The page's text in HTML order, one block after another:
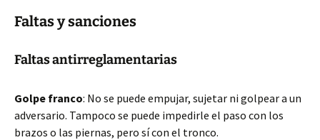
Faltas y sanciones
Faltas antirreglamentarias
Golpe franco: No se puede empujar, sujetar ni golpear a un
adversario. Tampoco se puede impedirle el paso con los
brazos o las piernas, pero sí con el tronco.